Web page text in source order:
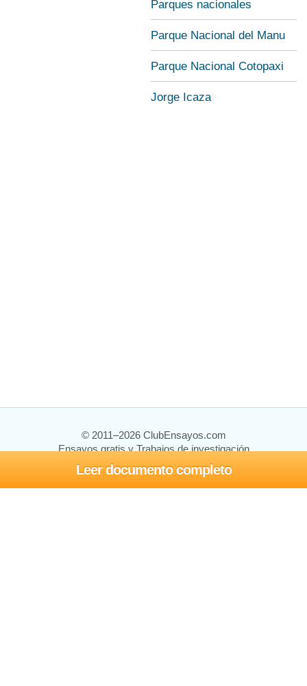
Leer documento completo
Parques nacionales
Parque Nacional del Manu
Parque Nacional Cotopaxi
Jorge Icaza
© 2011–2026 ClubEnsayos.com
Ensayos gratis y Trabajos de investigación